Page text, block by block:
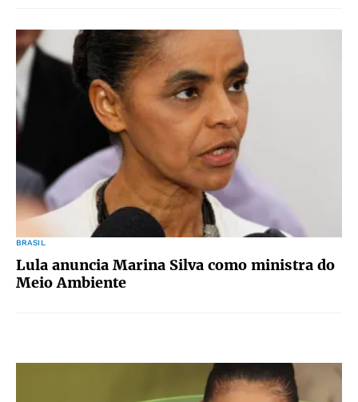
BRASIL
Lula anuncia Marina Silva como ministra do
Meio Ambiente